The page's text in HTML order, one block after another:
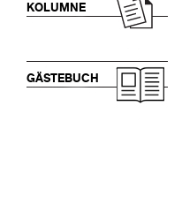
KOLUMNE
GÄSTEBUCH